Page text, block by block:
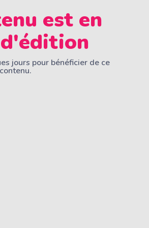
est en
jours pour bénéficier de ce
contenu.